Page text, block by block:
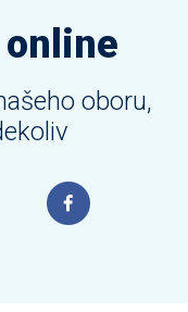
oboru,